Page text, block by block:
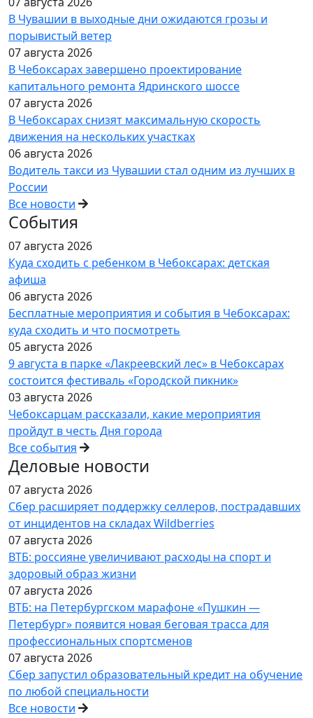
В Чувашии в выходные дни ожидаются грозы и
порывистый ветер
07 августа 2026
В Чебоксарах завершено проектирование
капитального ремонта Ядринского шоссе
07 августа 2026
В Чебоксарах снизят максимальную скорость
движения на нескольких участках
06 августа 2026
Водитель такси из Чувашии стал одним из лучших в
России
Все новости
События
07 августа 2026
Куда сходить с ребенком в Чебоксарах: детская
афиша
06 августа 2026
Бесплатные мероприятия и события в Чебоксарах:
куда сходить и что посмотреть
05 августа 2026
9 августа в парке «Лакреевский лес» в Чебоксарах
состоится фестиваль «Городской пикник»
03 августа 2026
Чебоксарцам рассказали, какие мероприятия
пройдут в честь Дня города
Все события
Деловые новости
07 августа 2026
Сбер расширяет поддержку селлеров, пострадавших
от инцидентов на складах Wildberries
07 августа 2026
ВТБ: россияне увеличивают расходы на спорт и
здоровый образ жизни
07 августа 2026
ВТБ: на Петербургском марафоне «Пушкин —
Петербург» появится новая беговая трасса для
профессиональных спортсменов
07 августа 2026
Сбер запустил образовательный кредит на обучение
по любой специальности
Все новости